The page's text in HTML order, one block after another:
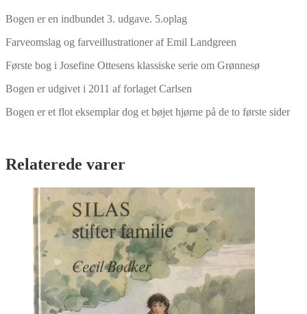
Bogen er en indbundet 3. udgave. 5.oplag
Farveomslag og farveillustrationer af Emil Landgreen
Første bog i Josefine Ottesens klassiske serie om Grønnesø
Bogen er udgivet i 2011 af forlaget Carlsen
Bogen er et flot eksemplar dog et bøjet hjørne på de to første sider
Relaterede varer